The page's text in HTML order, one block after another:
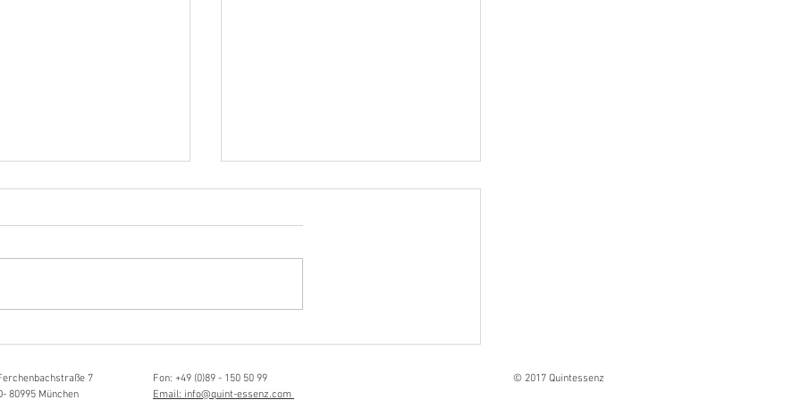
Grenzgängerin
7
80995 München
Fon: +49 (0)89 - 150 50 99
Email: info@quint-essenz.com
© 2017 Quintessenz